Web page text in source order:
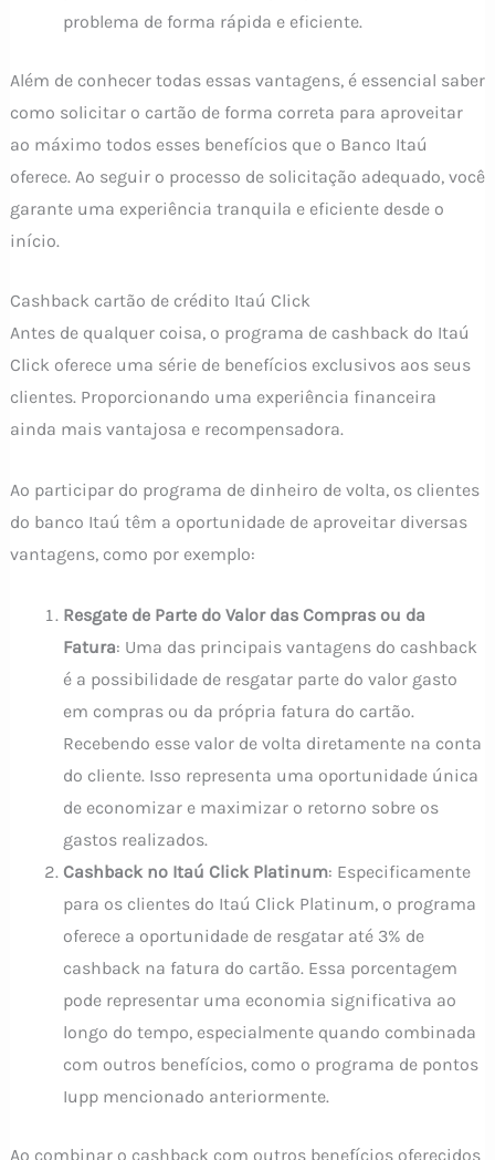
problema de forma rápida e eficiente.
Além de conhecer todas essas vantagens, é essencial saber
como solicitar o cartão de forma correta para aproveitar
ao máximo todos esses benefícios que o Banco Itaú
oferece. Ao seguir o processo de solicitação adequado, você
garante uma experiência tranquila e eficiente desde o
início.
Cashback cartão de crédito Itaú Click
Antes de qualquer coisa, o programa de cashback do Itaú
Click oferece uma série de benefícios exclusivos aos seus
clientes. Proporcionando uma experiência financeira
ainda mais vantajosa e recompensadora.
Ao participar do programa de dinheiro de volta, os clientes
do banco Itaú têm a oportunidade de aproveitar diversas
vantagens, como por exemplo:
Resgate de Parte do Valor das Compras ou da
Fatura: Uma das principais vantagens do cashback
é a possibilidade de resgatar parte do valor gasto
em compras ou da própria fatura do cartão.
Recebendo esse valor de volta diretamente na conta
do cliente. Isso representa uma oportunidade única
de economizar e maximizar o retorno sobre os
gastos realizados.
Cashback no Itaú Click Platinum: Especificamente
para os clientes do Itaú Click Platinum, o programa
oferece a oportunidade de resgatar até 3% de
cashback na fatura do cartão. Essa porcentagem
pode representar uma economia significativa ao
longo do tempo, especialmente quando combinada
com outros benefícios, como o programa de pontos
Iupp mencionado anteriormente.
Ao combinar o cashback com outros benefícios oferecidos